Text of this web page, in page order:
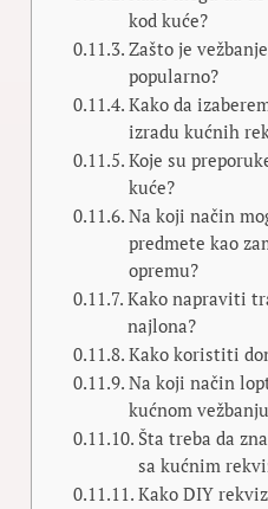
kod kuće?
Zašto je
popularno?
Kako da
izradu kućnih
Koje su
kuće?
Na koji način
predmete kao
opremu?
Kako napraviti
najlona?
Kako koristiti
Na koji način
kućnom
Šta treba da
sa kućnim
Kako DIY